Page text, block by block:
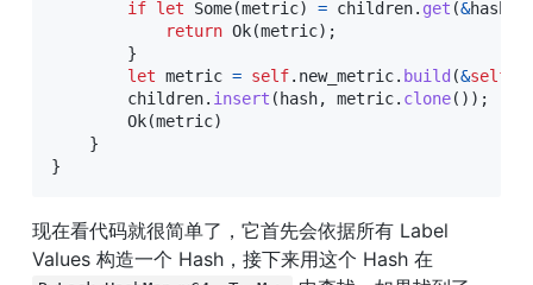
if let Some(metric) = children. get (&hash
return Ok(metric) ;
}
let metric = self. new_metric. build (&self
        children
. insert ( hash, metric. clone( ) ) ;
Ok(metric)
}
}
现在看代码就很简单了，它首先会依据所有 Label